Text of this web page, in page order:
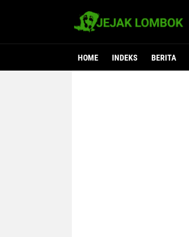
HOME INDEKS BERITA